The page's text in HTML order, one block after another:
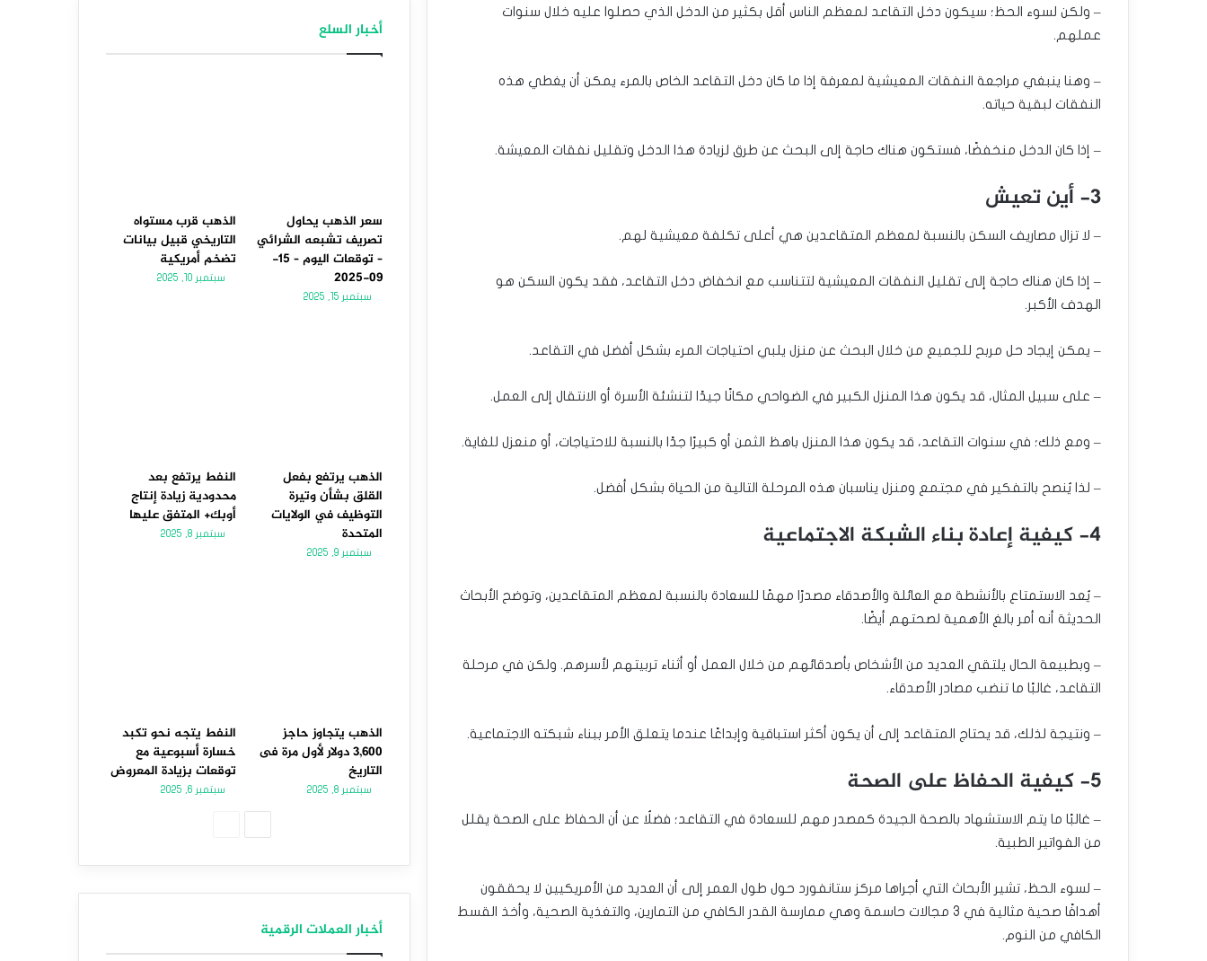
– ولكن لسوء الحظ؛ سيكون دخل التقاعد لمعظم الناس أقل بكثير من الدخل الذي حصلوا عليه خلال سنوات
عملهم.
– وهنا ينبغي مراجعة النفقات المعيشية لمعرفة إذا ما كان دخل التقاعد الخاص بالمرء يمكن أن يغطي هذه
النفقات لبقية حياته.
– إذا كان الدخل منخفضًا، فستكون هناك حاجة إلى البحث عن طرق لزيادة هذا الدخل وتقليل نفقات المعيشة.
3- أين تعيش
– لا تزال مصاريف السكن بالنسبة لمعظم المتقاعدين هي أعلى تكلفة معيشية لهم.
– إذا كان هناك حاجة إلى تقليل النفقات المعيشية لتتناسب مع انخفاض دخل التقاعد، فقد يكون السكن هو
الهدف الأكبر.
– يمكن إيجاد حل مربح للجميع من خلال البحث عن منزل يلبي احتياجات المرء بشكل أفضل في التقاعد.
– على سبيل المثال، قد يكون هذا المنزل الكبير في الضواحي مكانًا جيدًا لتنشئة الأسرة أو الانتقال إلى العمل.
– ومع ذلك؛ في سنوات التقاعد، قد يكون هذا المنزل باهظ الثمن أو كبيرًا جدًا بالنسبة للاحتياجات، أو منعزل للغاية.
– لذا يُنصح بالتفكير في مجتمع ومنزل يناسبان هذه المرحلة التالية من الحياة بشكل أفضل.
4- كيفية إعادة بناء الشبكة الاجتماعية
– يُعد الاستمتاع بالأنشطة مع العائلة والأصدقاء مصدرًا مهمًا للسعادة بالنسبة لمعظم المتقاعدين، وتوضح الأبحاث
الحديثة أنه أمر بالغ الأهمية لصحتهم أيضًا.
– وبطبيعة الحال يلتقي العديد من الأشخاص بأصدقائهم من خلال العمل أو أثناء تربيتهم لأسرهم. ولكن في مرحلة
التقاعد، غالبًا ما تنضب مصادر الأصدقاء.
– ونتيجة لذلك، قد يحتاج المتقاعد إلى أن يكون أكثر استباقية وإبداعًا عندما يتعلق الأمر ببناء شبكته الاجتماعية.
5- كيفية الحفاظ على الصحة
– غالبًا ما يتم الاستشهاد بالصحة الجيدة كمصدر مهم للسعادة في التقاعد؛ فضلُا عن أن الحفاظ على الصحة يقلل
من الفواتير الطبية.
– لسوء الحظ، تشير الأبحاث التي أجراها مركز ستانفورد حول طول العمر إلى أن العديد من الأمريكيين لا يحققون
أهدافًا صحية مثالية في 3 مجالات حاسمة وهي ممارسة القدر الكافي من التمارين، والتغذية الصحية، وأخذ القسط
الكافي من النوم.
أخبار السلع
سعر الذهب يحاول
تصريف تشبعه الشرائي
– توقعات اليوم – 15-
09-2025
سبتمبر 15, 2025
الذهب قرب مستواه
التاريخي قبيل بيانات
تضخم أمريكية
سبتمبر 10, 2025
الذهب يرتفع بفعل
القلق بشأن وتيرة
التوظيف في الولايات
المتحدة
سبتمبر 9, 2025
النفط يرتفع بعد
محدودية زيادة إنتاج
أوبك+ المتفق عليها
سبتمبر 8, 2025
الذهب يتجاوز حاجز
3,600 دولار لأول مرة فى
التاريخ
سبتمبر 8, 2025
النفط يتجه نحو تكبد
خسارة أسبوعية مع
توقعات بزيادة المعروض
سبتمبر 6, 2025
أخبار العملات الرقمية